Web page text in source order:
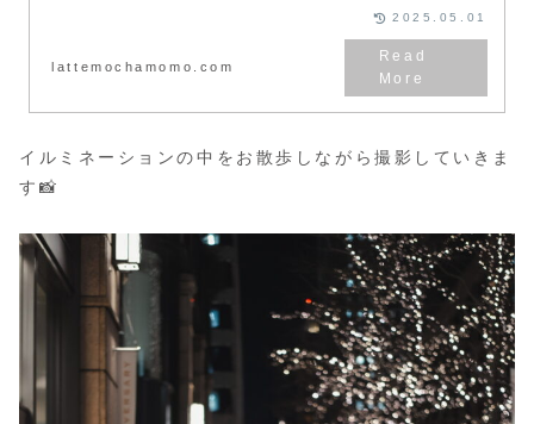
lattemochamomo.com
2025.05.01
イルミネーションの中をお散歩しながら撮影していきま
す📸